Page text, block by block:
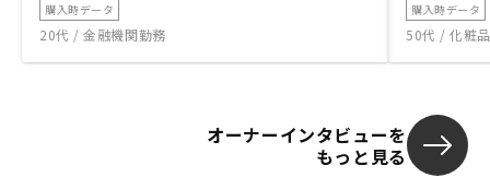
購入時データ
20代 / 金融機関勤務
購入時データ
50代 / 化粧
オーナーインタビューを
もっと見る